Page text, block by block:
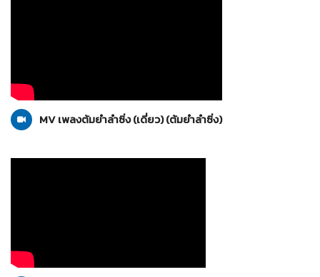
29-02-2555
MV เพลงต้มยำลำซิ่ง (เดี่ยว) (ต้มยำลำซิ่ง)
29-02-2555